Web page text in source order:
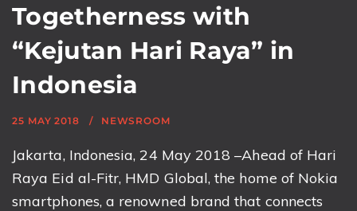
Togetherness with
“Kejutan Hari Raya” in
Indonesia
25 MAY 2018 NEWSROOM
Jakarta, Indonesia, 24 May 2018 –Ahead of Hari
Raya Eid al-Fitr, HMD Global, the home of Nokia
smartphones, a renowned brand that connects